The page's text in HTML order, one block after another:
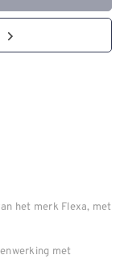
het merk Flexa, met
met